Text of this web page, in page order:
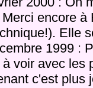
encore à
Elle
1999 :
à voir avec les
c'est plus